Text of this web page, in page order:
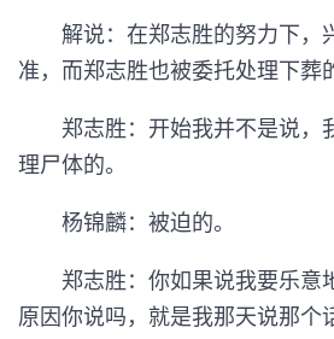
解说：在郑志胜的努力下，
准，而郑志胜也被委托处理下葬
郑志胜：开始我并不是说，
理尸体的。
杨锦麟：被迫的。
郑志胜：你如果说我要乐意
原因你说吗，就是我那天说那个